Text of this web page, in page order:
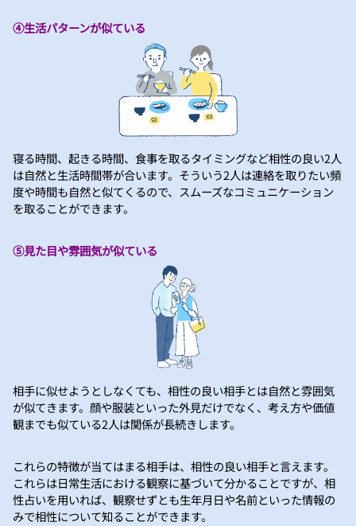
④生活パターンが似ている
寝る時間、起きる時間、食事を取るタイミングなど相性の良い2人
は自然と生活時間帯が合います。そういう2人は連絡を取りたい頻
度や時間も自然と似てくるので、スムーズなコミュニケーション
を取ることができます。
⑤見た目や雰囲気が似ている
相手に似せようとしなくても、相性の良い相手とは自然と雰囲気
が似てきます。顔や服装といった外見だけでなく、考え方や価値
観までも似ている2人は関係が長続きします。
これらの特徴が当てはまる相手は、相性の良い相手と言えます。
これらは日常生活における観察に基づいて分かることですが、相
性占いを用いれば、観察せずとも生年月日や名前といった情報の
みで相性について知ることができます。